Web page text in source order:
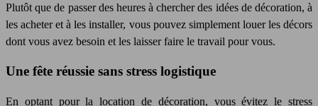
Plutôt que de passer des heures à chercher des idées de décoration, à
les acheter et à les installer, vous pouvez simplement louer les décors
dont vous avez besoin et les laisser faire le travail pour vous.
Une fête réussie sans stress logistique
En optant pour la location de décoration, vous évitez le stress